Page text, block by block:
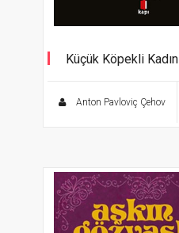
Küçük Köpekli Kadın
Anton Pavloviç Çehov